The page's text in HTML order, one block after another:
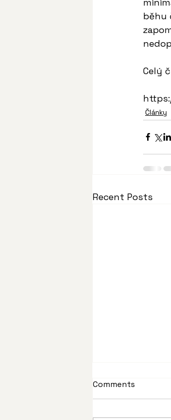
běhu
Celý
Články
Recent Posts
Comments